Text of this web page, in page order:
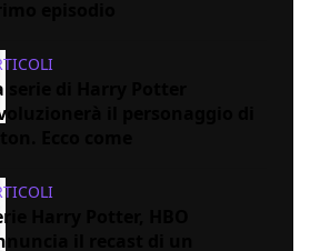
serie di Harry Potter
il personaggio di
Harry Potter, HBO
il recast di un